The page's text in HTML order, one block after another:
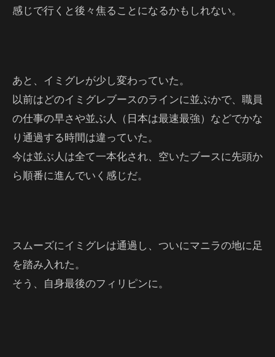
感じで行くと後々焦ることになるかもしれない。
あと、イミグレが少し変わっていた。
以前はどのイミグレブースのラインに並ぶかで、職員
の仕事の早さや並ぶ人（日本は最速最強）などでかな
り通過する時間は違っていた。
今は並ぶ人は全て一本化され、空いたブースに先頭か
ら順番に進んでいく感じだ。
スムーズにイミグレは通過し、ついにマニラの地に足
を踏み入れた。
そう、自身最後のフィリピンに。